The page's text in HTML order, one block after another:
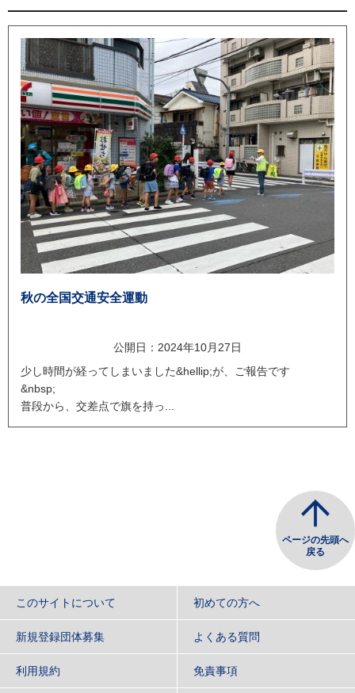
秋の全国交通安全運動
公開日：2024年10月27日
少し時間が経ってしまいました&hellip;が、ご報告です
&nbsp;
普段から、交差点で旗を持っ...
ページの先頭へ
戻る
このサイトについて 初めての方へ
新規登録団体募集 よくある質問
利用規約 免責事項